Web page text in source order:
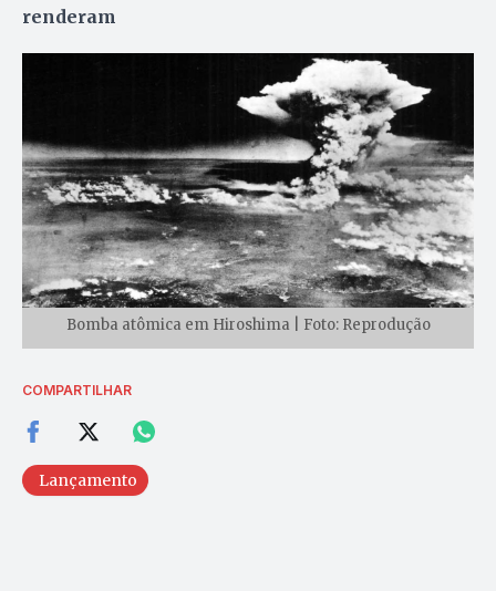
renderam
Bomba atômica em Hiroshima | Foto: Reprodução
COMPARTILHAR
Lançamento